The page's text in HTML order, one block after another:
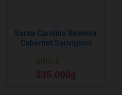
Santa Carolina Reserva
Cabernet Sauvignon
Được xếp
hạng55 sao
335.000₫